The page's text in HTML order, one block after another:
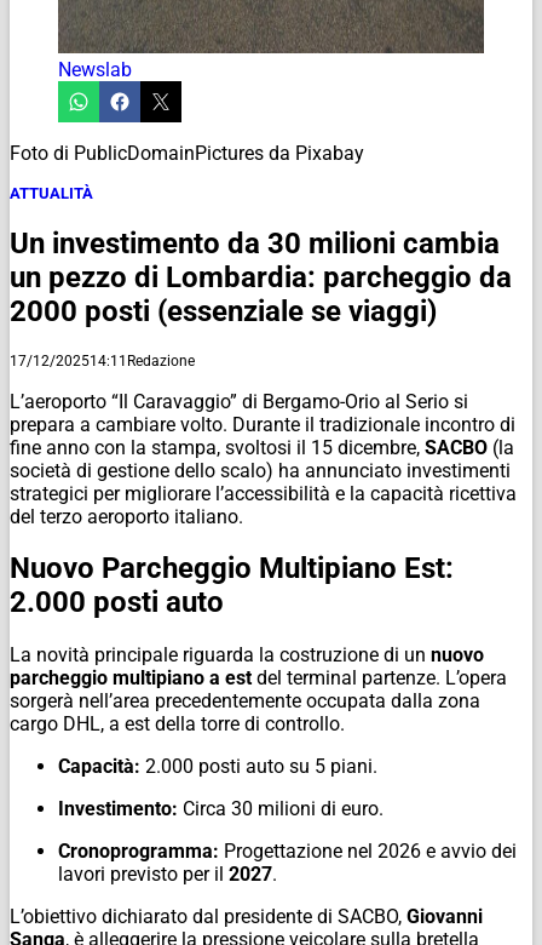
Newslab
Foto di PublicDomainPictures da Pixabay
ATTUALITÀ
Un investimento da 30 milioni cambia
un pezzo di Lombardia: parcheggio da
2000 posti (essenziale se viaggi)
17/12/202514:11 Redazione
L’aeroporto “Il Caravaggio” di Bergamo-Orio al Serio si
prepara a cambiare volto. Durante il tradizionale incontro di
fine anno con la stampa, svoltosi il 15 dicembre, SACBO (la
società di gestione dello scalo) ha annunciato investimenti
strategici per migliorare l’accessibilità e la capacità ricettiva
del terzo aeroporto italiano.
Nuovo Parcheggio Multipiano Est:
2.000 posti auto
La novità principale riguarda la costruzione di un nuovo
parcheggio multipiano a est del terminal partenze. L’opera
sorgerà nell’area precedentemente occupata dalla zona
cargo DHL, a est della torre di controllo.
Capacità: 2.000 posti auto su 5 piani.
Investimento: Circa 30 milioni di euro.
Cronoprogramma: Progettazione nel 2026 e avvio dei
lavori previsto per il 2027.
L’obiettivo dichiarato dal presidente di SACBO, Giovanni
Sanga, è alleggerire la pressione veicolare sulla bretella